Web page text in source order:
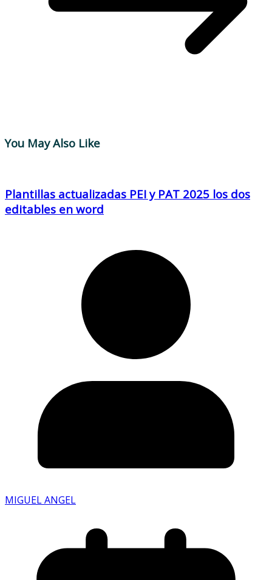
You May Also Like
Plantillas actualizadas PEI y PAT 2025 los dos
editables en word
MIGUEL ANGEL